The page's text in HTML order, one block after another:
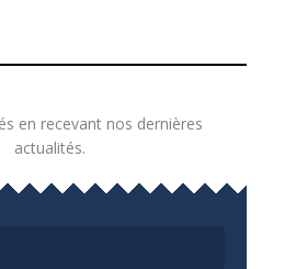
en recevant nos dernières
actualités.